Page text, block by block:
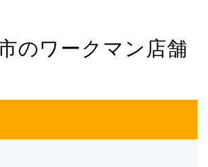
のワークマン店舗